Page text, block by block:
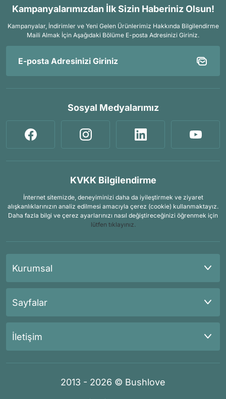
Kampanyalarımızdan İlk Sizin Haberiniz Olsun!
Kampanyalar, İndirimler ve Yeni Gelen Ürünlerimiz Hakkında Bilgilendirme
Maili Almak İçin Aşağıdaki Bölüme E-posta Adresinizi Giriniz.
Sosyal Medyalarımız
KVKK Bilgilendirme
İnternet sitemizde, deneyiminizi daha da iyileştirmek ve ziyaret
alışkanlıklarınızın analiz edilmesi amacıyla çerez (cookie) kullanmaktayız.
Daha fazla bilgi ve çerez ayarlarınızı nasıl değiştireceğinizi öğrenmek için
lütfen tıklayınız.
Kurumsal
Sayfalar
İletişim
2013 - 2026 © Bushlove